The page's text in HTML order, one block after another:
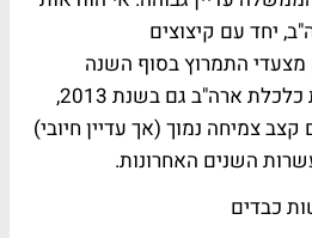
יחד עם קיצוצים
התמרוץ בסוף השנה
עשויים להעיב על צמיחת כלכלת ארה"ב גם בשנת 2013,
צמיחה נמוך (אך עדיין חיובי)
השנים האחרונות.
כבדים